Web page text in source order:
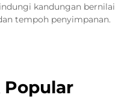
kandungan bernilai
tempoh penyimpanan.